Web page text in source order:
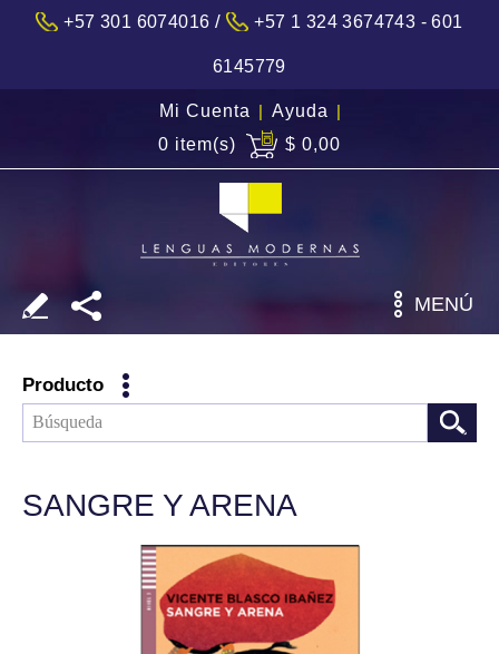
+57 301 6074016 / +57 1 324 3674743 - 601
6145779
Mi Cuenta | Ayuda |
0 item(s)
$ 0,00
MENÚ
Producto
SANGRE Y ARENA